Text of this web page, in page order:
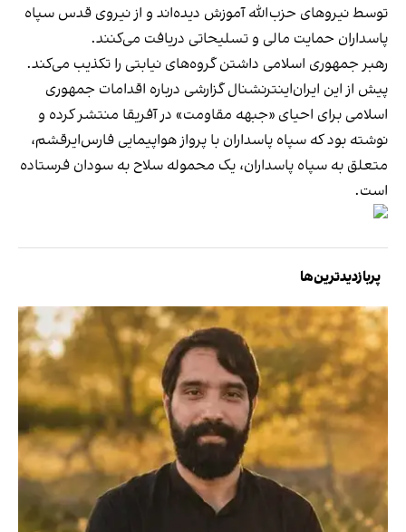
توسط نیروهای حزب‌الله آموزش دیده‌اند و از نیروی قدس سپاه
پاسداران حمایت مالی و تسلیحاتی دریافت می‌کنند.
رهبر جمهوری اسلامی داشتن گروه‌های نیابتی را تکذیب می‌کند.
پیش از این ایران‌اینترنشنال گزارشی درباره اقدامات جمهوری
اسلامی برای احیای «جبهه مقاومت» در آفریقا منتشر کرده و
نوشته بود که سپاه پاسداران با پرواز هواپیمایی فارس‌ایرقشم،
متعلق به سپاه پاسداران، یک محموله سلاح به سودان فرستاده
است.
پربازدیدترین‌ها